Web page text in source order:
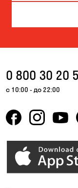
Власовка
Зазимье
Каменные
0 800 30 20
с 10:00 - до 22:00